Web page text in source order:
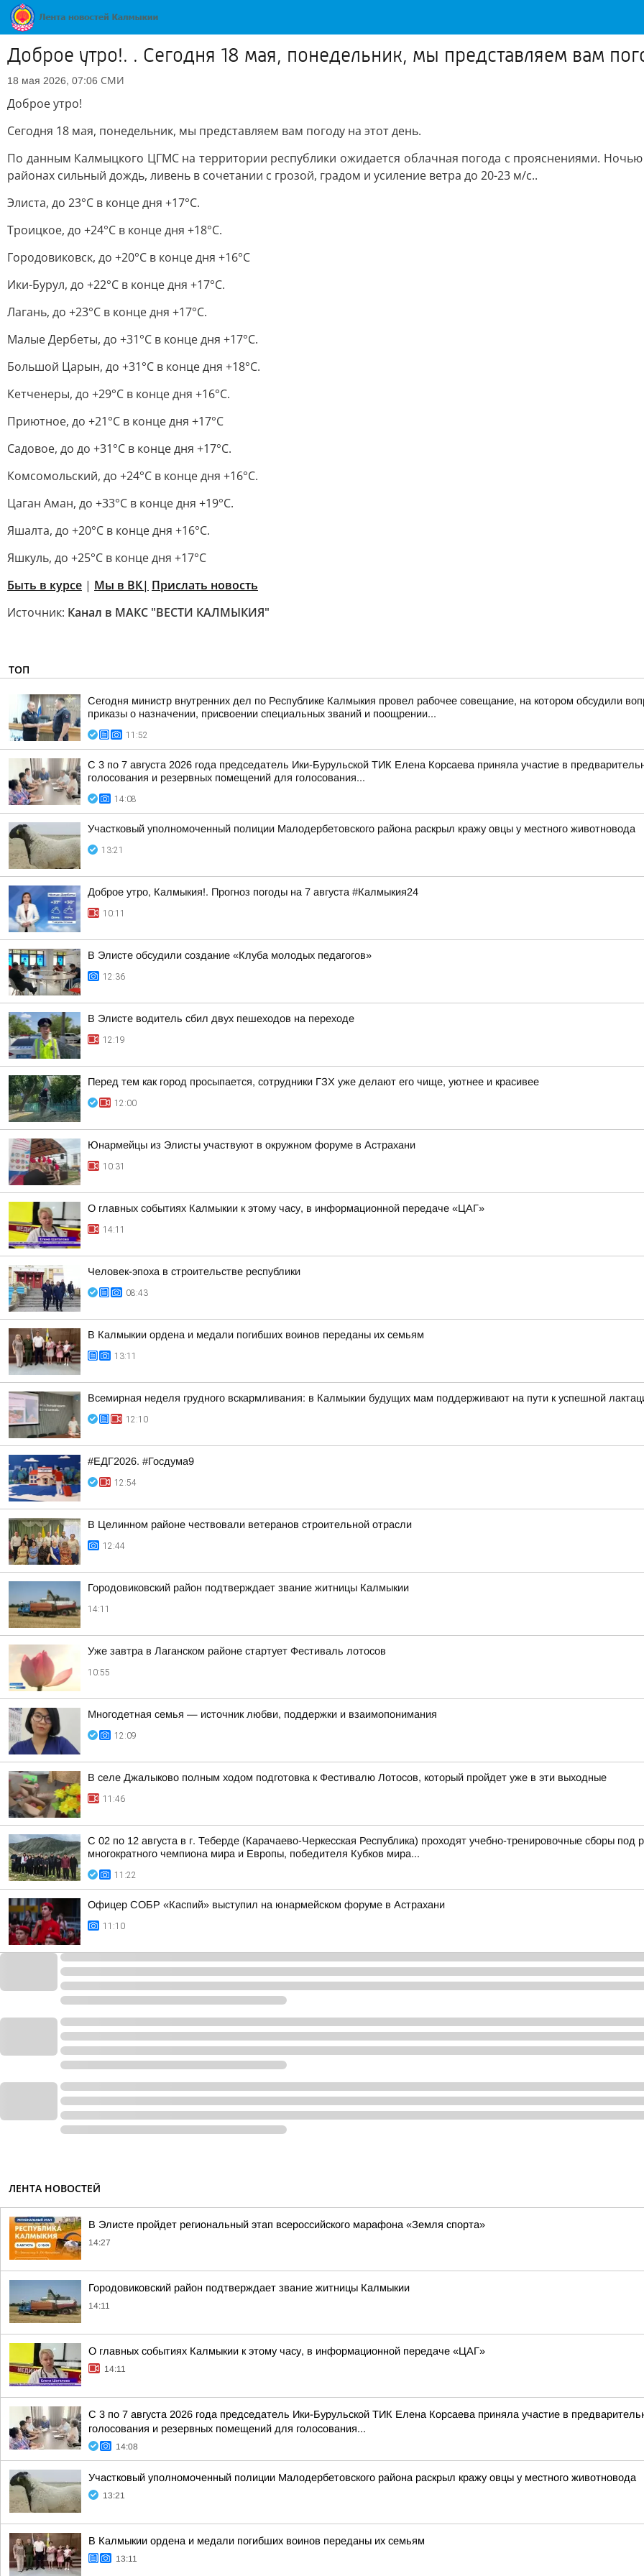
Доброе утро!. . Сегодня 18 мая, понедельник, мы представляем вам
18 мая 2026, 07:06 СМИ
Доброе утро!
Сегодня 18 мая, понедельник, мы представляем вам погоду на этот день.
По данным Калмыцкого ЦГМС на территории республики ожидается облачная погода с прояснениями.
районах сильный дождь, ливень в сочетании с грозой, градом и усиление ветра до 20-23 м/с..
Элиста, до 23°C в конце дня +17°C.
Троицкое, до +24°C в конце дня +18°C.
Городовиковск, до +20°C в конце дня +16°C
Ики-Бурул, до +22°C в конце дня +17°C.
Лагань, до +23°C в конце дня +17°C.
Малые Дербеты, до +31°C в конце дня +17°C.
Большой Царын, до +31°C в конце дня +18°C.
Кетченеры, до +29°C в конце дня +16°C.
Приютное, до +21°C в конце дня +17°C
Садовое, до до +31°C в конце дня +17°C.
Комсомольский, до +24°C в конце дня +16°C.
Цаган Аман, до +33°C в конце дня +19°C.
Яшалта, до +20°C в конце дня +16°C.
Яшкуль, до +25°C в конце дня +17°C
Быть в курсе | Мы в ВК| Прислать новость
Источник: Канал в МАКС "ВЕСТИ КАЛМЫКИЯ"
ТОП
Сегодня министр внутренних дел по Республике Калмыкия провел рабочее совещание, на котором обсудили
приказы о назначении, присвоении специальных званий и поощрении...
11:52
С 3 по 7 августа 2026 года председатель Ики-Бурульской ТИК Елена Корсаева приняла участие в
голосования и резервных помещений для голосования...
14:08
Участковый уполномоченный полиции Малодербетовского района раскрыл кражу овцы у местного животновода
13:21
Доброе утро, Калмыкия!. Прогноз погоды на 7 августа #Калмыкия24
10:11
В Элисте обсудили создание «Клуба молодых педагогов»
12:36
В Элисте водитель сбил двух пешеходов на переходе
12:19
Перед тем как город просыпается, сотрудники ГЗХ уже делают его чище, уютнее и красивее
12:00
Юнармейцы из Элисты участвуют в окружном форуме в Астрахани
10:31
О главных событиях Калмыкии к этому часу, в информационной передаче «ЦАГ»
14:11
Человек-эпоха в строительстве республики
08:43
В Калмыкии ордена и медали погибших воинов переданы их семьям
13:11
Всемирная неделя грудного вскармливания: в Калмыкии будущих мам поддерживают на пути к успешной
12:10
#ЕДГ2026. #Госдума9
12:54
В Целинном районе чествовали ветеранов строительной отрасли
12:44
Городовиковский район подтверждает звание житницы Калмыкии
14:11
Уже завтра в Лаганском районе стартует Фестиваль лотосов
10:55
Многодетная семья — источник любви, поддержки и взаимопонимания
12:09
В селе Джалыково полным ходом подготовка к Фестивалю Лотосов, который пройдет уже в эти выходные
11:46
С 02 по 12 августа в г. Теберде (Карачаево-Черкесская Республика) проходят учебно-тренировочные сборы под
многократного чемпиона мира и Европы, победителя Кубков мира...
11:22
Офицер СОБР «Каспий» выступил на юнармейском форуме в Астрахани
11:10
ЛЕНТА НОВОСТЕЙ
В Элисте пройдет региональный этап всероссийского марафона «Земля спорта»
14:27
Городовиковский район подтверждает звание житницы Калмыкии
14:11
О главных событиях Калмыкии к этому часу, в информационной передаче «ЦАГ»
14:11
С 3 по 7 августа 2026 года председатель Ики-Бурульской ТИК Елена Корсаева приняла участие в
голосования и резервных помещений для голосования...
14:08
Участковый уполномоченный полиции Малодербетовского района раскрыл кражу овцы у местного животновода
13:21
В Калмыкии ордена и медали погибших воинов переданы их семьям
13:11